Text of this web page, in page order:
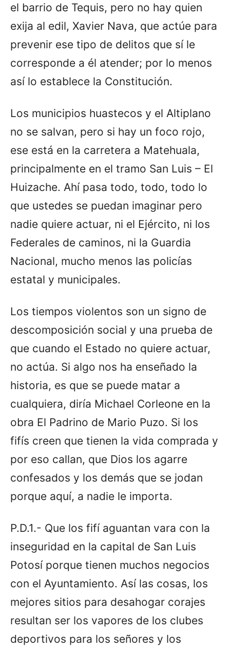
el barrio de Tequis, pero no hay quien
exija al edil, Xavier Nava, que actúe para
prevenir ese tipo de delitos que sí le
corresponde a él atender; por lo menos
así lo establece la Constitución.
Los municipios huastecos y el Altiplano
no se salvan, pero si hay un foco rojo,
ese está en la carretera a Matehuala,
principalmente en el tramo San Luis – El
Huizache. Ahí pasa todo, todo, todo lo
que ustedes se puedan imaginar pero
nadie quiere actuar, ni el Ejército, ni los
Federales de caminos, ni la Guardia
Nacional, mucho menos las policías
estatal y municipales.
Los tiempos violentos son un signo de
descomposición social y una prueba de
que cuando el Estado no quiere actuar,
no actúa. Si algo nos ha enseñado la
historia, es que se puede matar a
cualquiera, diría Michael Corleone en la
obra El Padrino de Mario Puzo. Si los
fifís creen que tienen la vida comprada y
por eso callan, que Dios los agarre
confesados y los demás que se jodan
porque aquí, a nadie le importa.
P.D.1.- Que los fifí aguantan vara con la
inseguridad en la capital de San Luis
Potosí porque tienen muchos negocios
con el Ayuntamiento. Así las cosas, los
mejores sitios para desahogar corajes
resultan ser los vapores de los clubes
deportivos para los señores y los